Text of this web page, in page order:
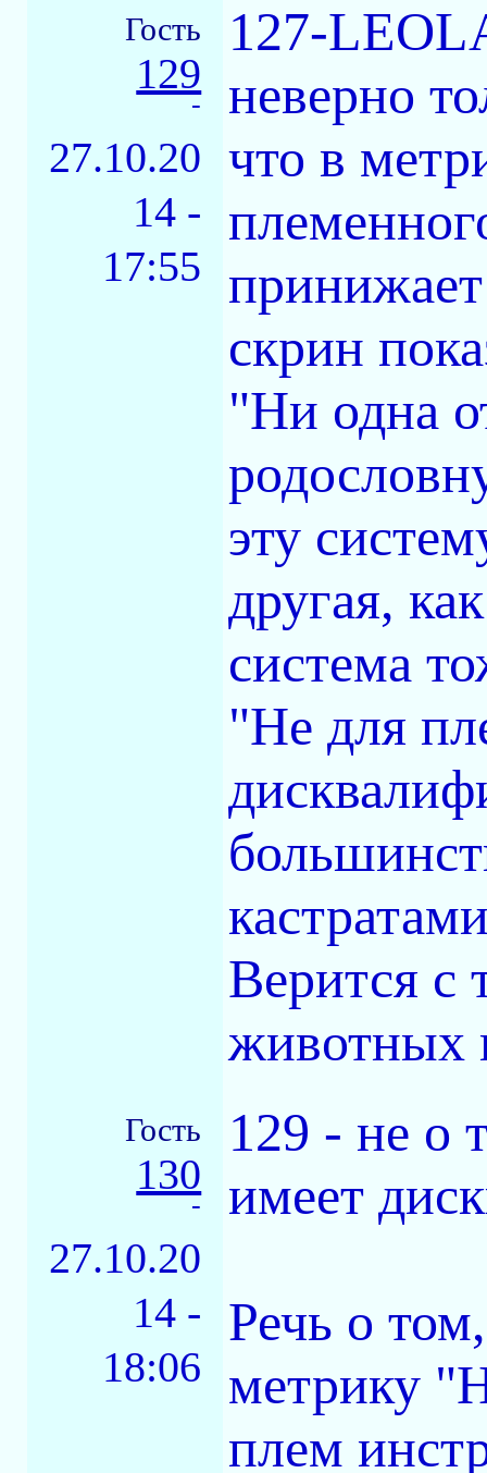
Гость
129
-
27.10.20
14 -
17:55
127-
неверно
что в
скрин
"Ни одна
эту
другая,
система
"Не для
Верится с
животных
Гость
130
-
27.10.20
14 -
18:06
129 - не о
имеет
Речь о
метрику
плем